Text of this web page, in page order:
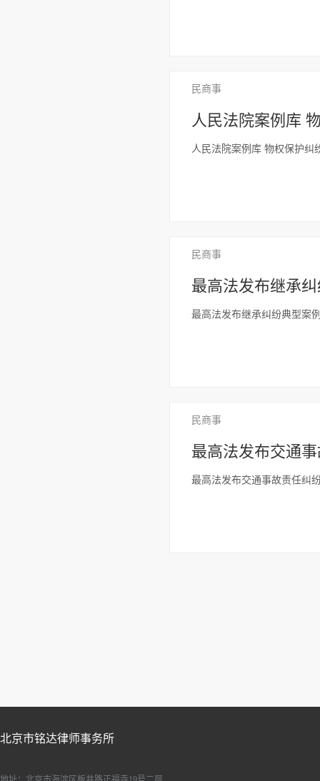
民商事
人民法院案例库
人民法院案例库 物权保护纠
民商事
最高法发布继承
最高法发布继承纠纷典型案
民商事
最高法发布交通
最高法发布交通事故责任纠
北京市铭达律师事务所